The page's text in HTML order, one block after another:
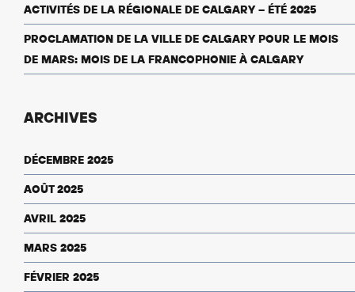
ACTIVITÉS DE LA RÉGIONALE DE CALGARY – ÉTÉ 2025
PROCLAMATION DE LA VILLE DE CALGARY POUR LE MOIS
DE MARS: MOIS DE LA FRANCOPHONIE À CALGARY
ARCHIVES
DÉCEMBRE 2025
AOÛT 2025
AVRIL 2025
MARS 2025
FÉVRIER 2025